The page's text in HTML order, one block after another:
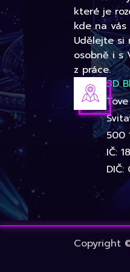
které je
kde na
Udělejte
osobně i s
z práce.
3D
500
IČ:
DIČ:
Copyright